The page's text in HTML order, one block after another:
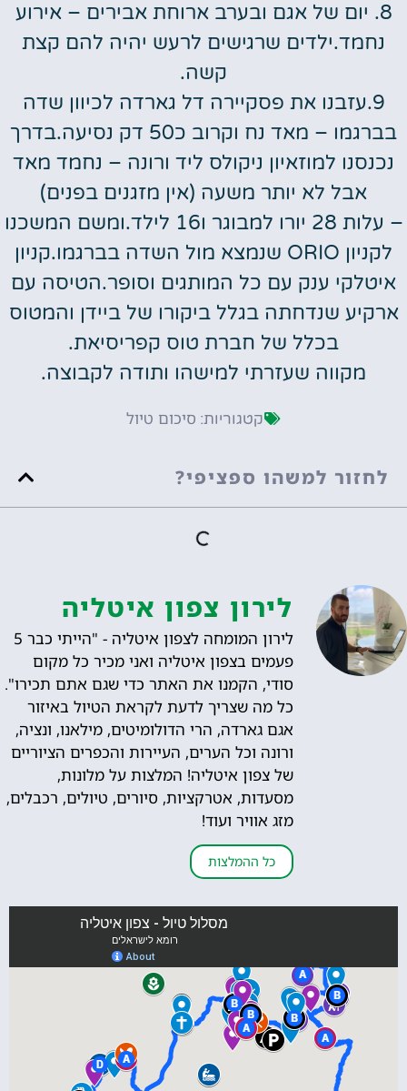
8. יום של אגם ובערב ארוחת אבירים – אירוע
נחמד.ילדים שרגישים לרעש יהיה להם קצת
קשה.
9.עזבנו את פסקיירה דל גארדה לכיוון שדה
בברגמו – מאד נח וקרוב כ50 דק נסיעה.בדרך
נכנסנו למוזאיון ניקולס ליד ורונה – נחמד מאד
אבל לא יותר משעה (אין מזגנים בפנים)
– עלות 28 יורו למבוגר ו16 לילד.ומשם המשכנו
לקניון ORIO שנמצא מול השדה בברגמו.קניון
איטלקי ענק עם כל המותגים וסופר.הטיסה עם
ארקיע שנדחתה בגלל ביקורו של ביידן והמטוס
בכלל של חברת טוס קפריסיאת.
מקווה שעזרתי למישהו ותודה לקבוצה.
קטגוריות: סיכום טיול
לחזור למשהו ספציפי?
לירון צפון איטליה
לירון המומחה לצפון איטליה - "הייתי כבר 5
פעמים בצפון איטליה ואני מכיר כל מקום
סודי, הקמנו את האתר כדי שגם אתם תכירו".
כל מה שצריך לדעת לקראת הטיול באיזור
אגם גארדה, הרי הדולומיטים, מילאנו, ונציה,
ורונה וכל הערים, העיירות והכפרים הציוריים
של צפון איטליה! המלצות על מלונות,
מסעדות, אטרקציות, סיורים, טיולים, רכבלים,
מזג אוויר ועוד!
כל ההמלצות